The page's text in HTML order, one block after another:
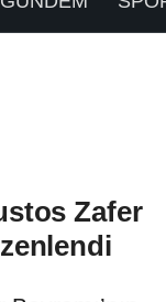
Zafer